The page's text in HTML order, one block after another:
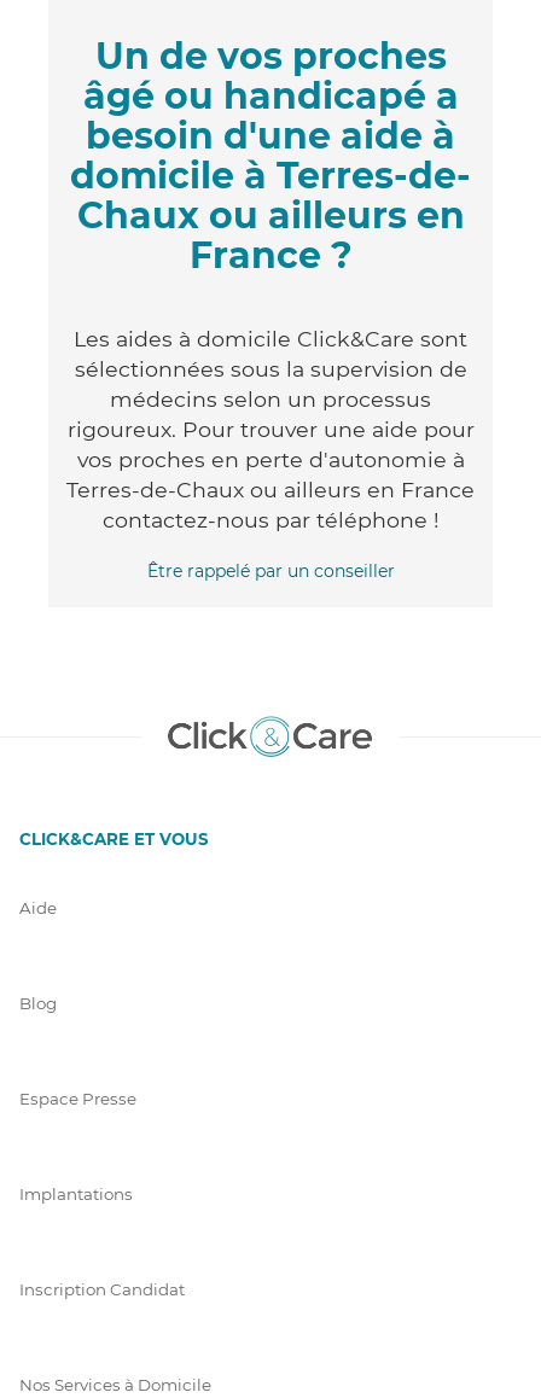
Un de vos proches
âgé ou handicapé a
besoin d'une aide à
domicile à Terres-de-
Chaux ou ailleurs en
France ?
Les aides à domicile Click&Care sont
sélectionnées sous la supervision de
médecins selon un processus
rigoureux. Pour trouver une aide pour
vos proches en perte d'autonomie à
Terres-de-Chaux ou ailleurs en France
contactez-nous par téléphone !
Être rappelé par un conseiller
CLICK&CARE ET VOUS
Aide
Blog
Espace Presse
Implantations
Inscription Candidat
Nos Services à Domicile